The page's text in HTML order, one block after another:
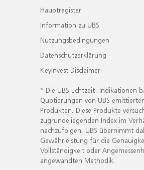
Hauptregister
Information zu UBS
Nutzungsbedingungen
Datenschutzerklärung
KeyInvest Disclaimer
* Die UBS Echtzeit- Indikationen
Quotierungen von UBS
Produkten. Diese Produkte
zugrundeliegenden Index im
nachzufolgen. UBS übernimmt
Gewährleistung für die
Vollständigkeit oder
angewandten Methodik.